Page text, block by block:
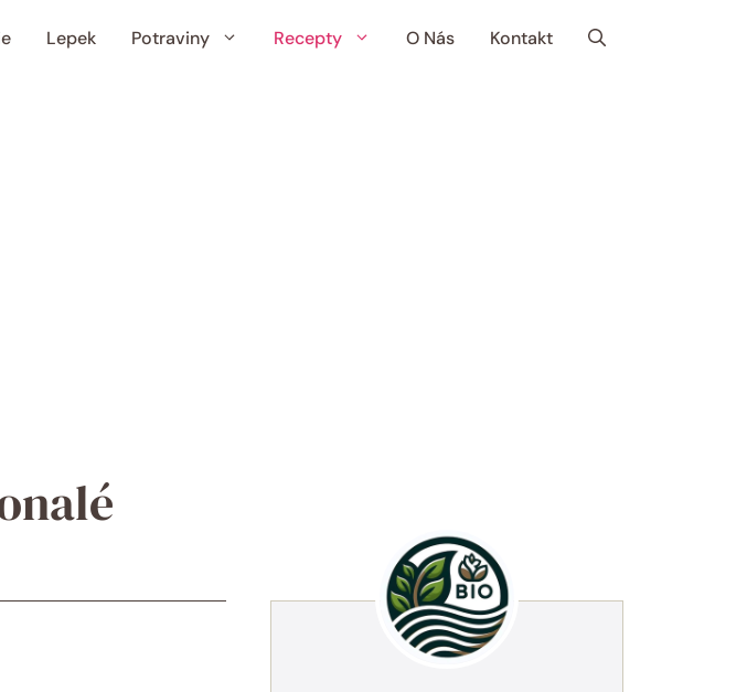
Lepek Potraviny Recepty O Nás Kontakt